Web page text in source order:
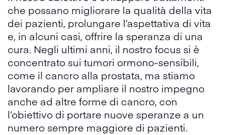
che possano migliorare la qualità della vita
dei pazienti, prolungare l’aspettativa di vita
e, in alcuni casi, offrire la speranza di una
cura. Negli ultimi anni, il nostro focus si è
concentrato sui tumori ormono-sensibili,
come il cancro alla prostata, ma stiamo
lavorando per ampliare il nostro impegno
anche ad altre forme di cancro, con
l’obiettivo di portare nuove speranze a un
numero sempre maggiore di pazienti.